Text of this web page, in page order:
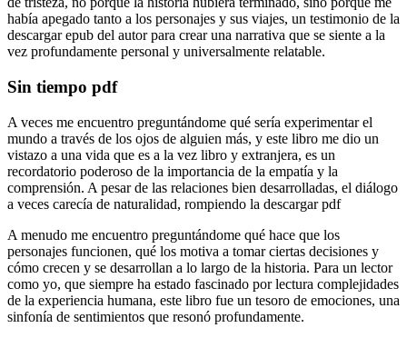
había apegado tanto a los personajes y sus viajes, un testimonio de la
descargar epub del autor para crear una narrativa que se siente a la
vez profundamente personal y universalmente relatable.
Sin tiempo pdf
A veces me encuentro preguntándome qué sería experimentar el
mundo a través de los ojos de alguien más, y este libro me dio un
vistazo a una vida que es a la vez libro y extranjera, es un
recordatorio poderoso de la importancia de la empatía y la
comprensión. A pesar de las relaciones bien desarrolladas, el diálogo
a veces carecía de naturalidad, rompiendo la descargar pdf
A menudo me encuentro preguntándome qué hace que los
personajes funcionen, qué los motiva a tomar ciertas decisiones y
cómo crecen y se desarrollan a lo largo de la historia. Para un lector
como yo, que siempre ha estado fascinado por lectura complejidades
de la experiencia humana, este libro fue un tesoro de emociones, una
sinfonía de sentimientos que resonó profundamente.